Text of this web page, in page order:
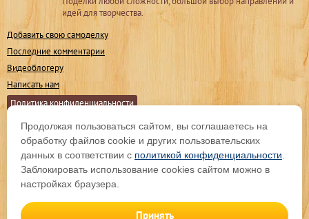
идей для творчества.
Добавить свою самоделку
Последние комментарии
Видеоблогеру
Написать нам
Политика конфиденциальности
Мы в соц. сетях
Подпишитесь на обновления
Продолжая пользоваться сайтом, вы соглашаетесь на
обработку файлов cookie и других пользовательских
данных в соответствии с политикой конфиденциальности
Заблокировать использование cookies сайтом можно в
настройках браузера.
Принять